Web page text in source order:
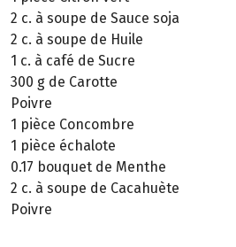
2 c. à soupe de Sauce soja
2 c. à soupe de Huile
1 c. à café de Sucre
300 g de Carotte
Poivre
1 pièce Concombre
1 pièce échalote
0.17 bouquet de Menthe
2 c. à soupe de Cacahuète
Poivre